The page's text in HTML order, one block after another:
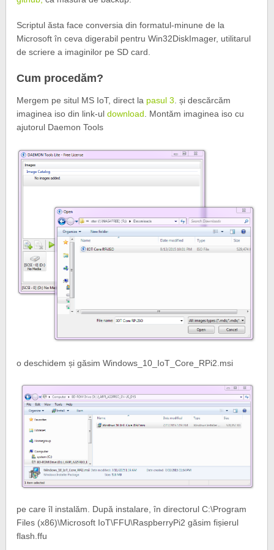
Scriptul ăsta face conversia din formatul-minune de la
Microsoft în ceva digerabil pentru Win32DiskImager, utilitarul
de scriere a imaginilor pe SD card.
Cum procedăm?
Mergem pe situl MS IoT, direct la pasul 3 . și descărcăm
imaginea iso din link-uldownload . Montăm imaginea iso cu
ajutorul Daemon Tools
o deschidem și găsim Windows_10_IoT_Core_RPi2.msi
pe care îl instalăm. După instalare, în directorul C:\Program
Files (x86)\Microsoft IoT\FFU\RaspberryPi2 găsim fișierul
flash.ffu